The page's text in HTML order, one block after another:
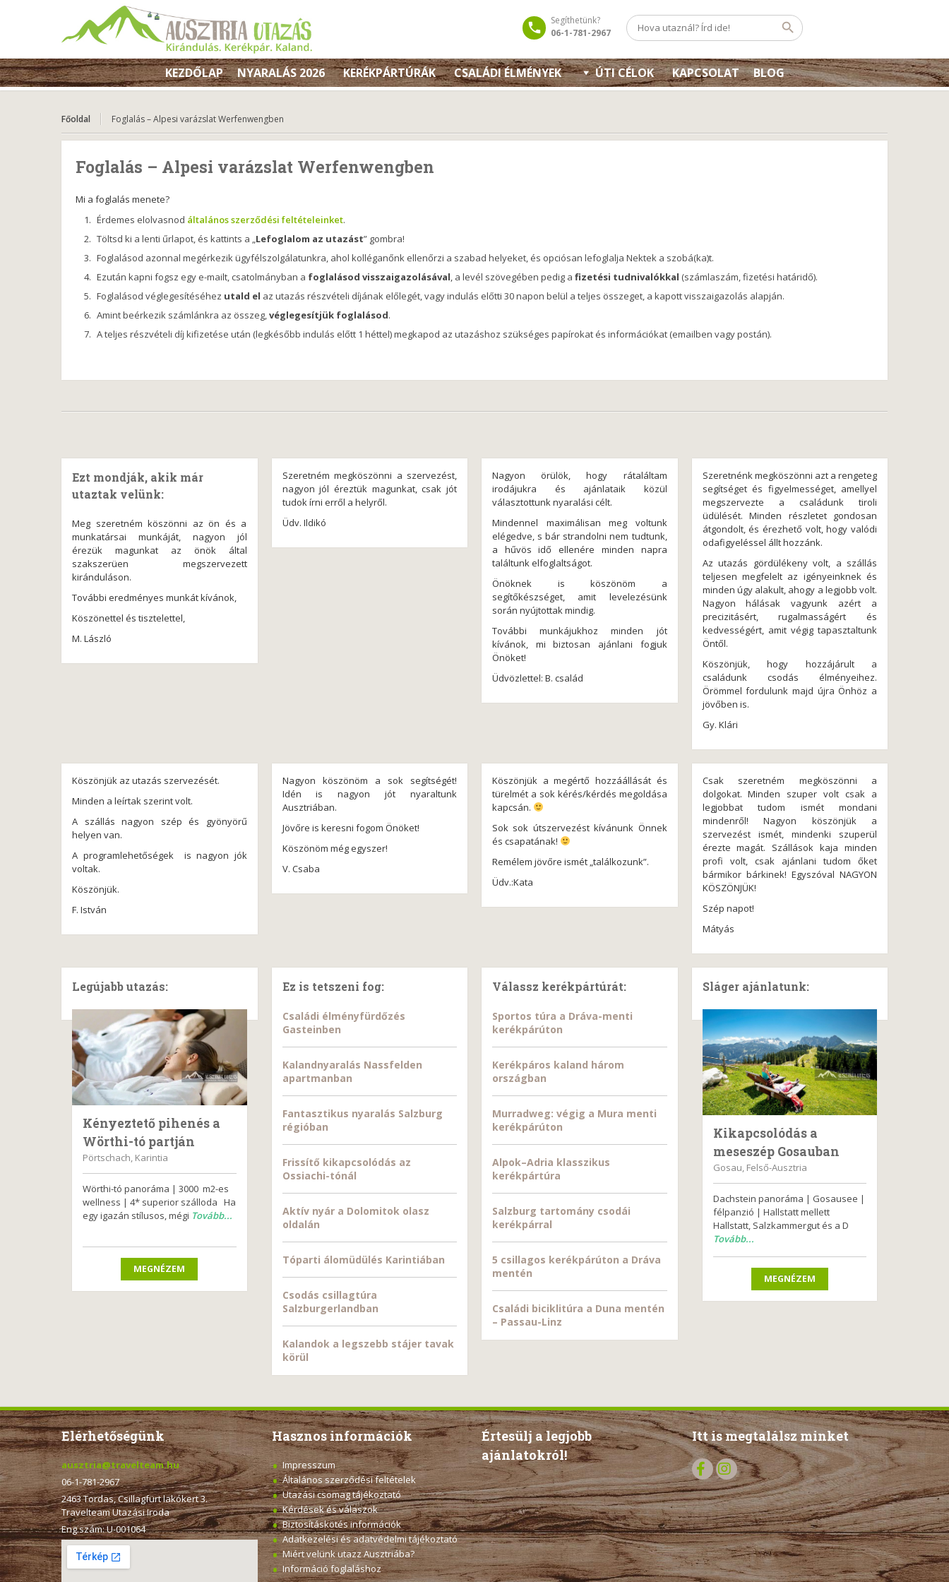
Segíthetünk?
06-1-781-2967
KEZDŐLAP NYARALÁS 2026 KERÉKPÁRTÚRÁK CSALÁDI ÉLMÉNYEK ÚTI CÉLOK KAPCSOLAT BLOG
Főoldal Foglalás – Alpesi varázslat Werfenwengben
Foglalás – Alpesi varázslat Werfenwengben
Mi a foglalás menete?
Érdemes elolvasnod általános szerződési feltételeinket.
Töltsd ki a lenti űrlapot, és kattints a „Lefoglalom az utazást” gombra!
Foglalásod azonnal megérkezik ügyfélszolgálatunkra, ahol kolléganőnk ellenőrzi a szabad helyeket, és opciósan lefoglalja Nektek a szobá(ka)t.
Ezután kapni fogsz egy e-mailt, csatolmányban a foglalásod visszaigazolásával, a levél szövegében pedig a fizetési tudnivalókkal (számlaszám, fizetési határidő).
Foglalásod véglegesítéséhez utald el az utazás részvételi díjának előlegét, vagy indulás előtti 30 napon belül a teljes összeget, a kapott visszaigazolás alapján.
Amint beérkezik számlánkra az összeg,véglegesítjük foglalásod.
A teljes részvételi díj kifizetése után (legkésőbb indulás előtt 1 héttel) megkapod az utazáshoz szükséges papírokat és információkat (emailben vagy postán).
Ezt mondják, akik már
utaztak velünk:
Meg szeretném köszönni az ön és a
munkatársai munkáját, nagyon jól
érezük magunkat az önök által
szakszerüen megszervezett
kiránduláson.
További eredményes munkát kívánok,
Köszönettel és tisztelettel,
M. László
Szeretném megköszönni a szervezést,
nagyon jól éreztük magunkat, csak jót
tudok írni erről a helyről.
Üdv. Ildikó
Nagyon örülök, hogy rátaláltam
irodájukra és ajánlataik közül
választottunk nyaralási célt.
Mindennel maximálisan meg voltunk
elégedve, s bár strandolni nem tudtunk,
a hűvös idő ellenére minden napra
találtunk elfoglaltságot.
Önöknek is köszönöm a
segítőkészséget, amit levelezésünk
során nyújtottak mindig.
További munkájukhoz minden jót
kívánok, mi biztosan ajánlani fogjuk
Önöket!
Üdvözlettel: B. család
Szeretnénk megköszönni azt a rengeteg
segítséget és figyelmességet, amellyel
megszervezte a családunk tiroli
üdülését. Minden részletet gondosan
átgondolt, és érezhető volt, hogy valódi
odafigyeléssel állt hozzánk.
Az utazás gördülékeny volt, a szállás
teljesen megfelelt az igényeinknek és
minden úgy alakult, ahogy a legjobb volt.
Nagyon hálásak vagyunk azért a
precizitásért, rugalmasságért és
kedvességért, amit végig tapasztaltunk
Öntől.
Köszönjük, hogy hozzájárult a
családunk csodás élményeihez.
Örömmel fordulunk majd újra Önhöz a
jövőben is.
Gy. Klári
Köszönjük az utazás szervezését.
Minden a leírtak szerint volt.
A szállás nagyon szép és gyönyörű
helyen van.
A programlehetőségek is nagyon jók
voltak.
Köszönjük.
F. István
Nagyon köszönöm a sok segítségét!
Idén is nagyon jót nyaraltunk
Ausztriában.
Jövőre is keresni fogom Önöket!
Köszönöm még egyszer!
V. Csaba
Köszönjük a megértő hozzáállását és
türelmét a sok kérés/kérdés megoldása
kapcsán.
Sok sok útszervezést kívánunk Önnek
és csapatának!
Remélem jövőre ismét „találkozunk”.
Üdv.:Kata
Csak szeretném megköszönni a
dolgokat. Minden szuper volt csak a
legjobbat tudom ismét mondani
mindenről! Nagyon köszönjük a
szervezést ismét, mindenki szuperül
érezte magát. Szállások kaja minden
profi volt, csak ajánlani tudom őket
bármikor bárkinek! Egyszóval NAGYON
KÖSZÖNJÜK!
Szép napot!
Mátyás
Legújabb utazás:
Kényeztető pihenés a
Wörthi-tó partján
Pörtschach, Karintia
Wörthi-tó panoráma | 3000 m2-es
wellness | 4* superior szálloda Ha
egy igazán stílusos, mégi Tovább...
MEGNÉZEM
Ez is tetszeni fog:
Családi élményfürdőzés
Gasteinben
Kalandnyaralás Nassfelden
apartmanban
Fantasztikus nyaralás Salzburg
régióban
Frissítő kikapcsolódás az
Ossiachi-tónál
Aktív nyár a Dolomitok olasz
oldalán
Tóparti álomüdülés Karintiában
Csodás csillagtúra
Salzburgerlandban
Kalandok a legszebb stájer tavak
körül
Válassz kerékpártúrát:
Sportos túra a Dráva-menti
kerékpárúton
Kerékpáros kaland három
országban
Murradweg: végig a Mura menti
kerékpárúton
Alpok–Adria klasszikus
kerékpártúra
Salzburg tartomány csodái
kerékpárral
5 csillagos kerékpárúton a Dráva
mentén
Családi biciklitúra a Duna mentén
– Passau-Linz
Sláger ajánlatunk:
Kikapcsolódás a
meseszép Gosauban
Gosau, Felső-Ausztria
Dachstein panoráma | Gosausee |
félpanzió | Hallstatt mellett
Hallstatt, Salzkammergut és a D
Tovább...
MEGNÉZEM
Elérhetőségünk
ausztria@travelteam.hu
06-1-781-2967
2463 Tordas, Csillagfürt lakókert 3.
Travelteam Utazási Iroda
Eng.szám: U-001064
Hasznos információk
Impresszum
Általános szerződési feltételek
Utazási csomag tájékoztató
Kérdések és válaszok
Biztosításkötés információk
Adatkezelési és adatvédelmi tájékoztató
Miért velünk utazz Ausztriába?
Információ foglaláshoz
Értesülj a legjobb
ajánlatokról!
Itt is megtalálsz minket